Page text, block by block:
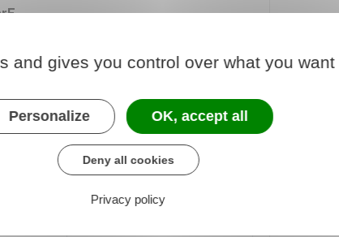
ou égal à50 % de son temps de
la
Versement du CMG
du complément)
and gives you control over what you
Personalize OK, accept all
Deny all cookies
Privacy policy